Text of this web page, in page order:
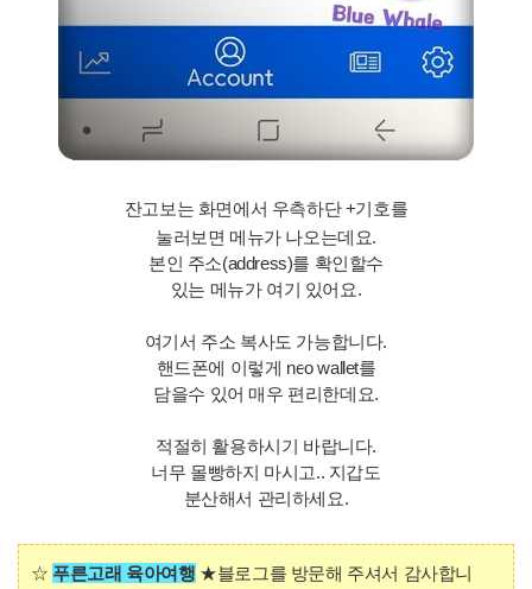
잔고보는 화면에서 우측하단 +기호를
눌러보면 메뉴가 나오는데요.
본인 주소(address)를 확인할수
있는 메뉴가 여기 있어요.
여기서 주소 복사도 가능합니다.
핸드폰에 이렇게 neo wallet를
담을수 있어 매우 편리한데요.
적절히 활용하시기 바랍니다.
너무 몰빵하지 마시고.. 지갑도
분산해서 관리하세요.
☆ 푸른고래 육아여행 ★블로그를 방문해 주셔서 감사합니